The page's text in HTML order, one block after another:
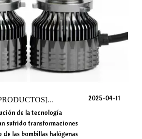
] ¿Cómo funcionan los faros
de la tecnología
sufrido transformaciones
las bombillas halógenas
2025-04-11